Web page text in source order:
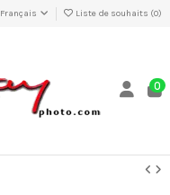
Français Liste de souhaits (0)
0